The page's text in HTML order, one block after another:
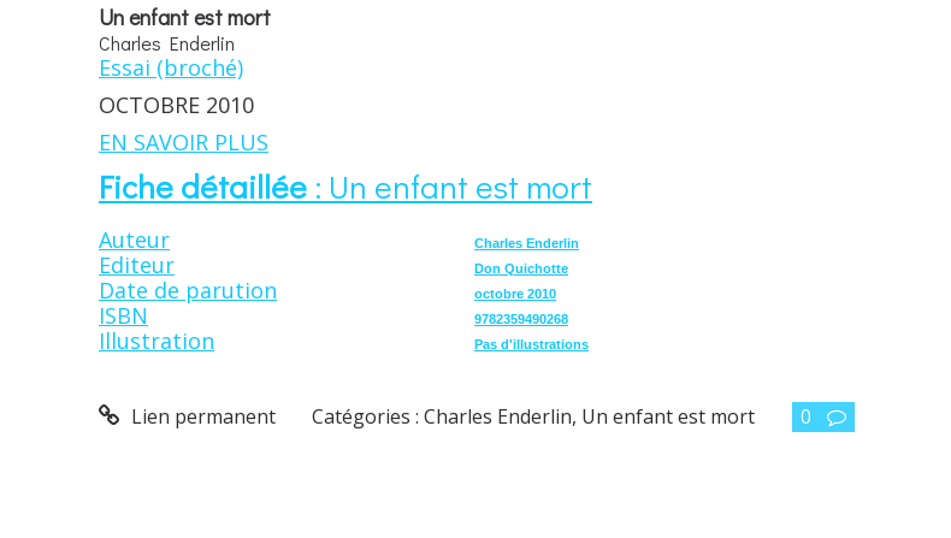
Un enfant est mort
Charles Enderlin
Essai (broché)
OCTOBRE 2010
EN SAVOIR PLUS
Fiche détaillée : Un enfant est mort
Auteur Charles Enderlin
Editeur Don Quichotte
Date de parution octobre 2010
ISBN 9782359490268
Illustration Pas d'illustrations
Lien permanent Catégories :Charles Enderlin, Un enfant est mort 0